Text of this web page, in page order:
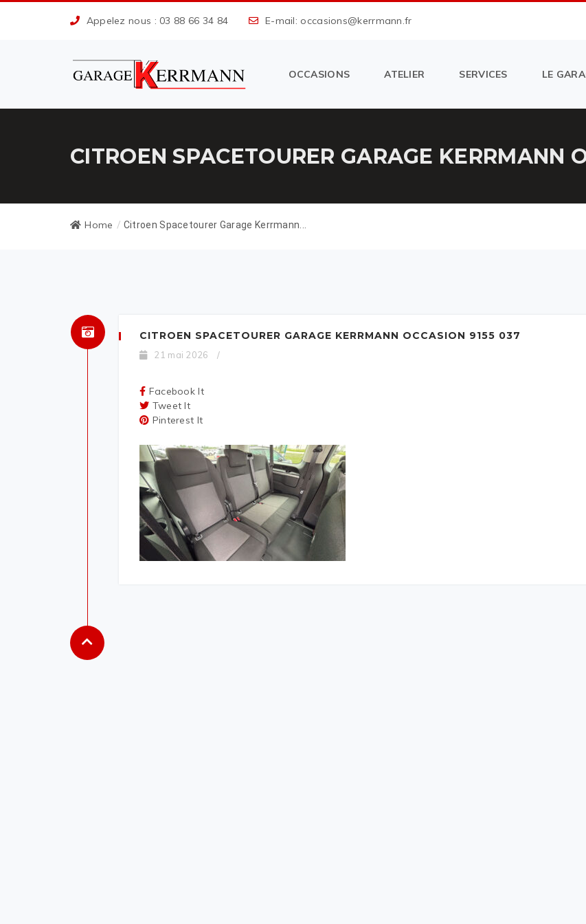
Appelez nous : 03 88 66 34 84 E-mail: occasions@kerrmann.fr
OCCASIONS ATELIER SERVICES LE
CITROEN SPACETOURER GARAGE KERRMANN
Home / Citroen Spacetourer Garage Kerrmann...
CITROEN SPACETOURER GARAGE KERRMANN OCCASION 9155 037
21 mai 2026 /
Facebook It
Tweet It
Pinterest It